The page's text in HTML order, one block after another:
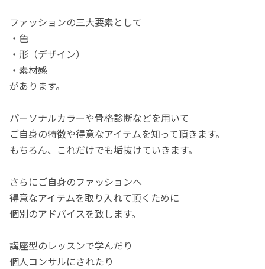
ファッションの三大要素として
・色
・形（デザイン）
・素材感
があります。
パーソナルカラーや骨格診断などを用いて
ご自身の特徴や得意なアイテムを知って頂きます。
もちろん、これだけでも垢抜けていきます。
さらにご自身のファッションへ
得意なアイテムを取り入れて頂くために
個別のアドバイスを致します。
講座型のレッスンで学んだり
個人コンサルにされたり